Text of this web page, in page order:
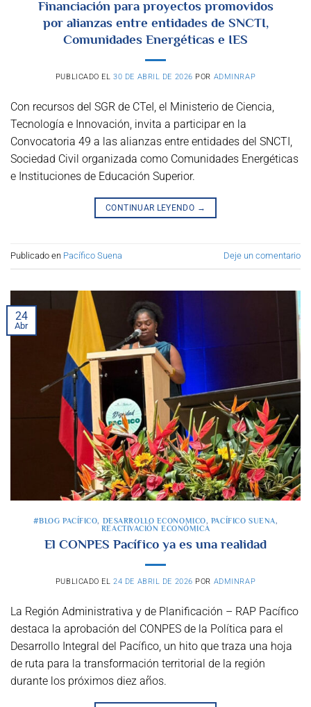
Financiación para proyectos promovidos
por alianzas entre entidades de SNCTI,
Comunidades Energéticas e IES
PUBLICADO EL30 DE ABRIL DE 2026 POR ADMINRAP
Con recursos del SGR de CTeI, el Ministerio de Ciencia,
Tecnología e Innovación, invita a participar en la
Convocatoria 49 a las alianzas entre entidades del SNCTI,
Sociedad Civil organizada como Comunidades Energéticas
e Instituciones de Educación Superior.
CONTINUAR LEYENDO →
Publicado en Pacífico Suena Deje un comentario
24
Abr
#BLOG PACÍFICO, DESARROLLO ECONOMICO, PACÍFICO SUENA,
REACTIVACIÓN ECONÓMICA
El CONPES Pacífico ya es una realidad
PUBLICADO EL24 DE ABRIL DE 2026 POR ADMINRAP
La Región Administrativa y de Planificación – RAP Pacífico
destaca la aprobación del CONPES de la Política para el
Desarrollo Integral del Pacífico, un hito que traza una hoja
de ruta para la transformación territorial de la región
durante los próximos diez años.